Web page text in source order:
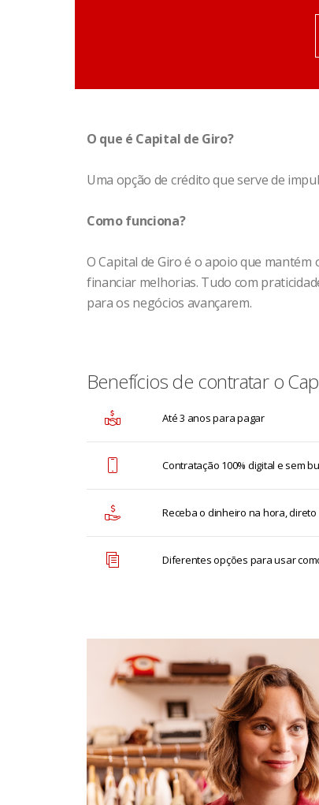
O que é Capital de Giro?
Uma opção de crédito que serve de
Como funciona?
O Capital de Giro é o apoio que
financiar melhorias. Tudo com
para os negócios avançarem.
Benefícios de contratar o
Até 3 anos para pagar
Contratação 100% digital e sem
Receba o dinheiro na hora,
Diferentes opções para usar